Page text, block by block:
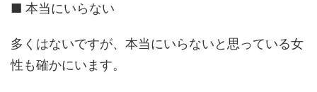
■ 本当にいらない
多くはないですが、本当にいらないと思っている女
性も確かにいます。